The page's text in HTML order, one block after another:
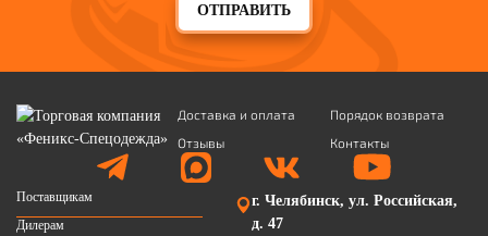
ОТПРАВИТЬ
Доставка и оплата
Порядок возврата
Отзывы
Контакты
Поставщикам
Дилерам
г. Челябинск, ул. Российская,
д. 47